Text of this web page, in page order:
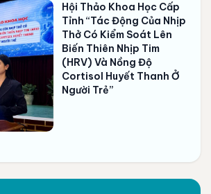
Hội Thảo Khoa Học Cấp
Tỉnh “Tác Động Của Nhịp
Thở Có Kiểm Soát Lên
Biến Thiên Nhịp Tim
(HRV) Và Nồng Độ
Cortisol Huyết Thanh Ở
Người Trẻ”